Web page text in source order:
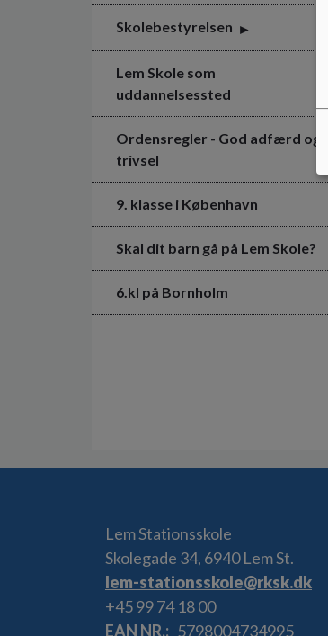
Skolebestyrelsen
Lem Skole som
uddannelsessted
Ordensregler - God adfærd og
trivsel
9. klasse i København
Skal dit barn gå på Lem Skole?
6.kl på Bornholm
Lem Stationsskole
Skolegade 34, 6940 Lem St.
lem-stationsskole@rksk.dk
+45 99 74 18 00
EAN NR.
5798004734995